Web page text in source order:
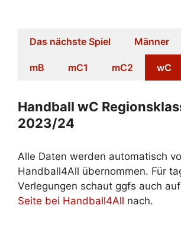
Das nächste Spiel Männer
mB mC1 mC2 wC
Handball wC
2023/24
Alle Daten werden automatisch
Handball4All übernommen. Für
Verlegungen schaut ggfs auch
Seite bei Handball4All nach.